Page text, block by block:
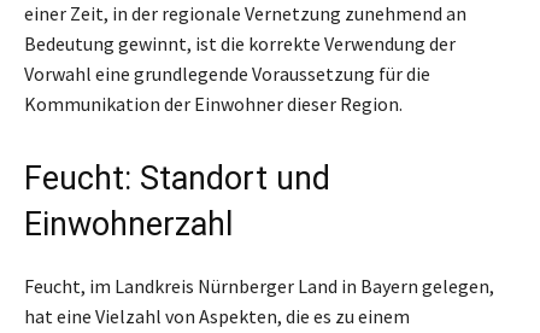
einer Zeit, in der regionale Vernetzung zunehmend an
Bedeutung gewinnt, ist die korrekte Verwendung der
Vorwahl eine grundlegende Voraussetzung für die
Kommunikation der Einwohner dieser Region.
Feucht: Standort und
Einwohnerzahl
Feucht, im Landkreis Nürnberger Land in Bayern gelegen,
hat eine Vielzahl von Aspekten, die es zu einem